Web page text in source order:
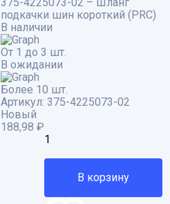
подкачки шин короткий (PRC)
В наличии
От 1 до 3 шт.
В ожидании
Более 10 шт.
Артикул: 375-4225073-02
Новый
188,98 ₽
В корзину